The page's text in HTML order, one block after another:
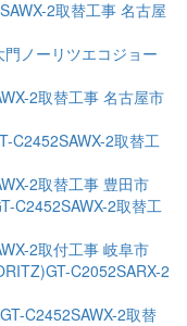
2取替工事 名古屋
ノーリツエコジョー
2取替工事 名古屋市
C2452SAWX-2取替工
2取替工事 豊田市
C2452SAWX-2取替工
2取付工事 岐阜市
C2052SARX-2
C2452SAWX-2取替